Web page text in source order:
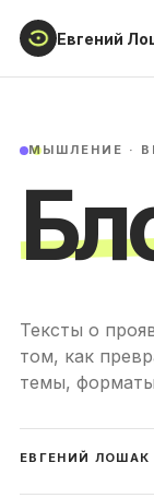
Евгений
Блог
Обо мне
Записаться
МЫШЛЕНИЕ ·
Тексты о
том, как
темы,
ЕВГЕНИЙ ЛОШАК